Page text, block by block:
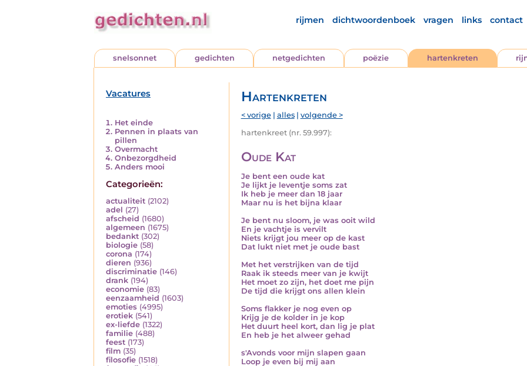
rijmen dichtwoordenboek vragen links contact
snelsonnet gedichten netgedichten poëzie hartenkreten
Vacatures
Het einde
Pennen in plaats van
pillen
Overmacht
Onbezorgdheid
Anders mooi
Categorieën:
actualiteit (2102)
adel (27)
afscheid (1680)
algemeen (1675)
bedankt (302)
biologie (58)
corona (174)
dieren (936)
discriminatie (146)
drank (194)
economie (83)
eenzaamheid (1603)
emoties (4995)
erotiek (541)
ex-liefde (1322)
familie (488)
feest (173)
film (35)
filosofie (1518)
Hartenkreten
< vorige| alles| volgende >
hartenkreet (nr. 59.997):
Oude Kat
Je bent een oude kat
Je lijkt je leventje soms zat
Ik heb je meer dan 18 jaar
Maar nu is het bijna klaar
Je bent nu sloom, je was ooit wild
En je vachtje is vervilt
Niets krijgt jou meer op de kast
Dat lukt niet met je oude bast
Met het verstrijken van de tijd
Raak ik steeds meer van je kwijt
Het moet zo zijn, het doet me pijn
De tijd die krijgt ons allen klein
Soms flakker je nog even op
Krijg je de kolder in je kop
Het duurt heel kort, dan lig je plat
En heb je het alweer gehad
s'Avonds voor mijn slapen gaan
Loop je even bij mij aan